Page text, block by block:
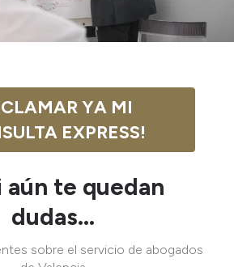
YA MI
EXPRESS!
aún te quedan
dudas...
sobre el servicio de abogados